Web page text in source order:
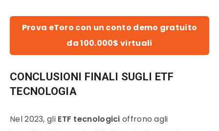
Prova eToro con un conto demo gratuito
da 100.000$ virtuali
CONCLUSIONI FINALI SUGLI ETF
TECNOLOGIA
Nel 2023, gli ETF tecnologici offrono agli